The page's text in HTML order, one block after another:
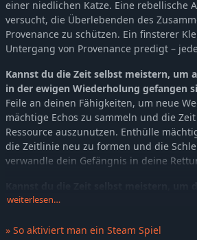
einer niedlichen Katze. Eine rebellische
versucht, die Überlebenden des
Provenance zu schützen. Ein finsterer
Untergang von Provenance predigt –
Kannst du die Zeit selbst meistern, um
in der ewigen Wiederholung gefangen
Feile an deinen Fähigkeiten, um neue
mächtige Echos zu sammeln und die
Ressource auszunutzen. Enthülle
die Zeitlinie neu zu formen und die
verwandle dein Gefängnis in deine
durch eine Welt zu finden, die dich
Kannst du die Zeit selbst meistern...
weiterlesen…
» So aktiviert man ein Steam Spiel